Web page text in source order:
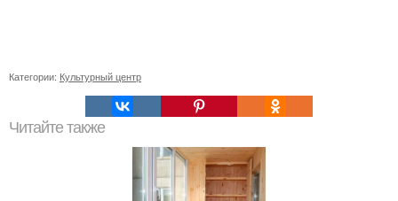
Категории: Культурный центр
Читайте также